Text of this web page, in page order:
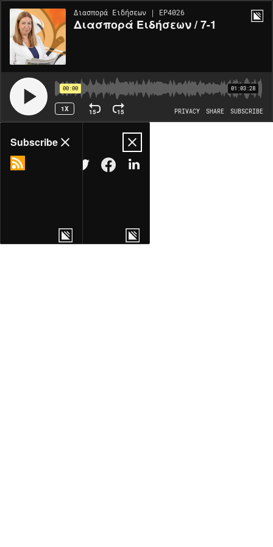
Διασπορά Ειδήσεων | EP4026
Διασπορά Ειδήσεων / 7-1
00:00 01:03:28
1X 15 15 PRIVACY SHARE SUBSCRIBE
Share
MORE OPTIONS
Subscribe